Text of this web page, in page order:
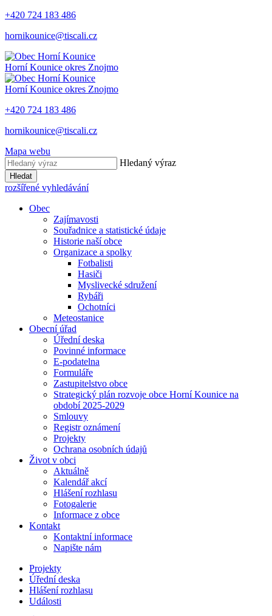
+420 724 183 486
hornikounice@tiscali.cz
Horní Kounice okres Znojmo
Horní Kounice okres Znojmo
+420 724 183 486
hornikounice@tiscali.cz
Mapa webu
Hledaný výraz
Hledat
rozšířené vyhledávání
Obec
Zajímavosti
Souřadnice a statistické údaje
Historie naší obce
Organizace a spolky
Fotbalisti
Hasiči
Myslivecké sdružení
Rybáři
Ochotníci
Meteostanice
Obecní úřad
Úřední deska
Povinné informace
E-podatelna
Formuláře
Zastupitelstvo obce
Strategický plán rozvoje obce Horní Kounice na
období 2025-2029
Smlouvy
Registr oznámení
Projekty
Ochrana osobních údajů
Život v obci
Aktuálně
Kalendář akcí
Hlášení rozhlasu
Fotogalerie
Informace z obce
Kontakt
Kontaktní informace
Napište nám
Projekty
Úřední deska
Hlášení rozhlasu
Události